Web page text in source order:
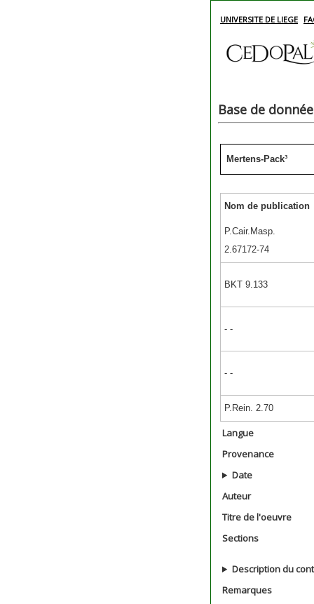
UNIVERSITE DE LIEGE
Base de
Mertens-Pack³
Nom de publication
P.Cair.Masp.
2.67172-74
BKT 9.133
- -
- -
P.Rein. 2.70
Langue
Provenance
Date
Auteur
Titre de l'oeuvre
Sections
Description du
Remarques